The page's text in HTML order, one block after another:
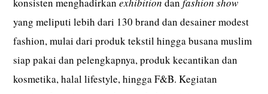
yang meliputi lebih dari 130 brand dan desainer modest
fashion, mulai dari produk tekstil hingga busana muslim
siap pakai dan pelengkapnya, produk kecantikan dan
kosmetika, halal lifestyle, hingga F&B. Kegiatan